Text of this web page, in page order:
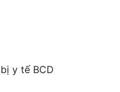
y tế BCD